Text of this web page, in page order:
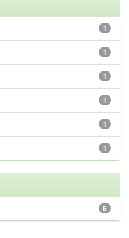
1
1
1
1
1
1
6